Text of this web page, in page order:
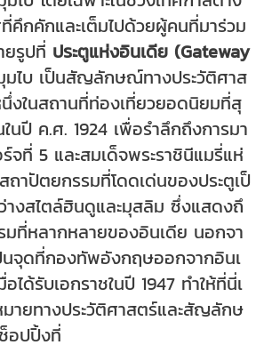
คึกคักและเต็มไปด้วยผู้คนที่มาร่วม
ยรูปที่ ประตูแห่งอินเดีย (Gateway
มไบ เป็นสัญลักษณ์ทางประวัติศาส
งในสถานที่ท่องเที่ยวยอดนิยมที่สุ
นปี ค.ศ. 1924 เพื่อรำลึกถึงการมา
จที่ 5 และสมเด็จพระราชินีแมรี่แห่
าปัตยกรรมที่โดดเด่นของประตูเป็
างสไตล์ฮินดูและมุสลิม ซึ่งแสดงถึ
ที่หลากหลายของอินเดีย นอกจา
นจุดที่กองทัพอังกฤษออกจากอินเ
ได้รับเอกราชในปี 1947 ทำให้ที่นี่เ
ายทางประวัติศาสตร์และสัญลักษ
อปปิ้งที่